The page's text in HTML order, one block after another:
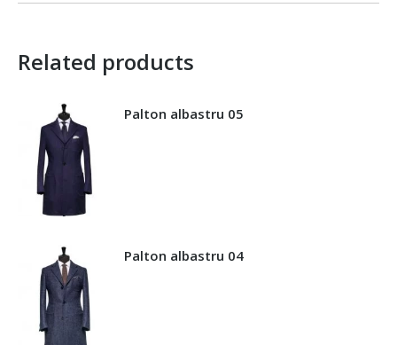
Related products
Palton albastru 05
Palton albastru 04